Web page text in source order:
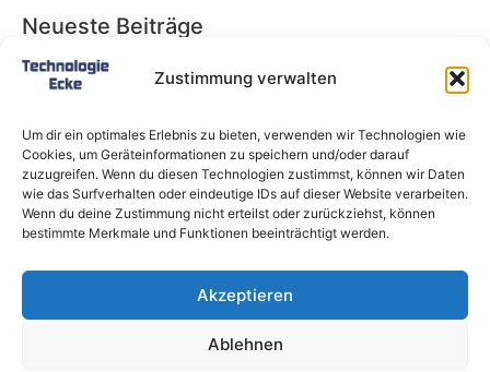
Zustimmung verwalten
Um dir ein optimales Erlebnis zu bieten, verwenden wir Technologien wie
Cookies, um Geräteinformationen zu speichern und/oder darauf
zuzugreifen. Wenn du diesen Technologien zustimmst, können wir Daten
wie das Surfverhalten oder eindeutige IDs auf dieser Website verarbeiten.
Wenn du deine Zustimmung nicht erteilst oder zurückziehst, können
bestimmte Merkmale und Funktionen beeinträchtigt werden.
Akzeptieren
Ablehnen
Neueste Beiträge
Babybett 90×200: Die perfekte Lösung für
wachsende Kinder und kleine Räume
Deutschland endlich ein Recht auf Kühlung
braucht
Schneckentempo: Die langsamsten Autos der
Welt
Softwareentwicklungsteam: Das sind die